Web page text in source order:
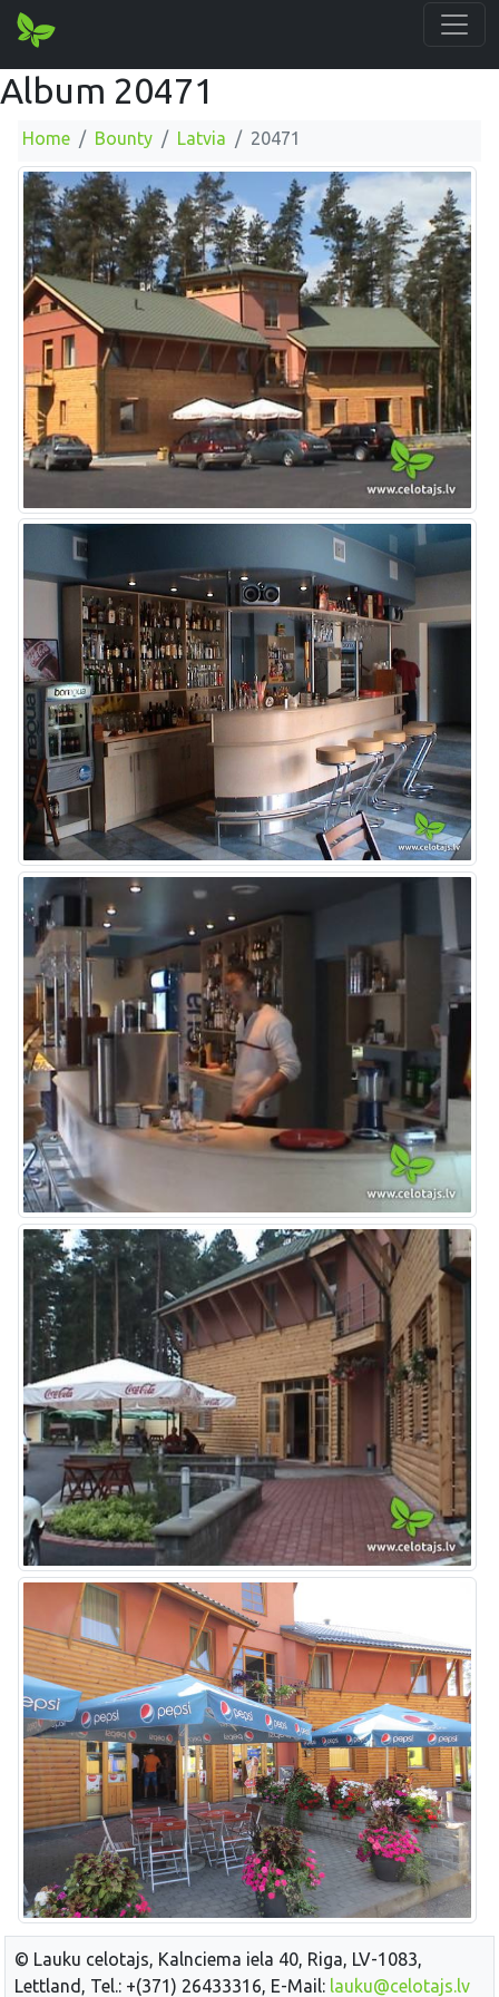
Album 20471
Home Bounty Latvia 20471
© Lauku celotajs, Kalnciema iela 40, Riga, LV-1083,
Lettland, Tel.: +(371) 26433316, E-Mail: lauku@celotajs.lv